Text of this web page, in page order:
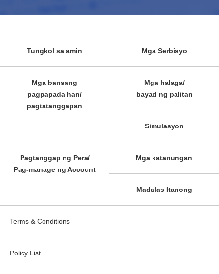
Tungkol sa amin Mga Serbisyo
Mga bansang
pagpapadalhan/
pagtatanggapan
Mga halaga/
bayad ng palitan
Simulasyon
Pagtanggap ng Pera/
Pag-manage ng Account
Mga katanungan
Madalas Itanong
Terms & Conditions
Policy List